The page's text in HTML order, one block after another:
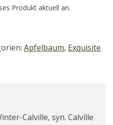
Produkt aktuell an.
Apfelbaum, Exquisite
Calville, syn. Calville